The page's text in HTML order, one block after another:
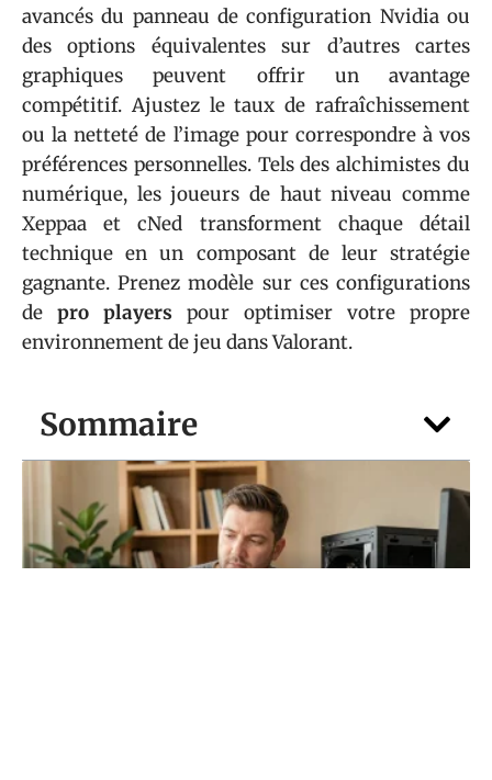
Sommaire
avancés du panneau de configuration Nvidia ou
des options équivalentes sur d’autres cartes
graphiques peuvent offrir un avantage
compétitif. Ajustez le taux de rafraîchissement
ou la netteté de l’image pour correspondre à vos
préférences personnelles. Tels des alchimistes du
numérique, les joueurs de haut niveau comme
Xeppaa et cNed transforment chaque détail
technique en un composant de leur stratégie
gagnante. Prenez modèle sur ces configurations
de pro players pour optimiser votre propre
environnement de jeu dans Valorant.